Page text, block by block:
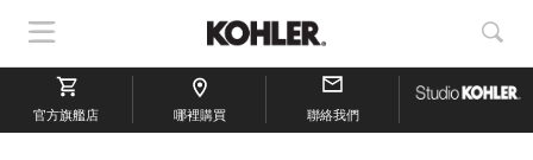
顯
示
導
航
顯
示
搜
官方旗艦店 哪裡購買 聯絡我們